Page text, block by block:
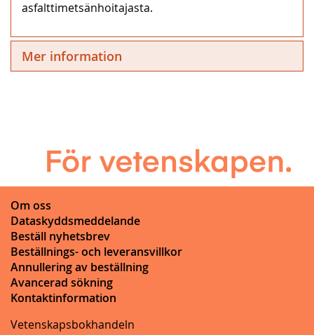
asfalttimetsänhoitajasta.
Mer information
Om oss
Dataskyddsmeddelande
Beställ nyhetsbrev
Beställnings- och leveransvillkor
Annullering av beställning
Avancerad sökning
Kontaktinformation
Vetenskapsbokhandeln